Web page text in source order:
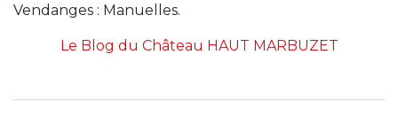
Vendanges : Manuelles.
Le Blog du Château HAUT MARBUZET